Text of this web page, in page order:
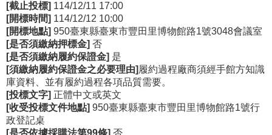
為
民
服
務
白
皮
書
政
[截止投標] 114/12/11 17:00
[開標時間] 114/12/12 10:00
[開標地點] 950臺東縣臺東市豐田里博物館路1號3048會議室
[是否須繳納押標金] 否
[是否須繳納履約保證金] 是
[須繳納履約保證金之必要理由] 履約過程廠商須經手館方知識
庫資料、並有履約過程各項品質需要。
[投標文字] 正體中文或英文
[收受投標文件地點] 950臺東縣臺東市豐田里博物館路1號行
政登記桌